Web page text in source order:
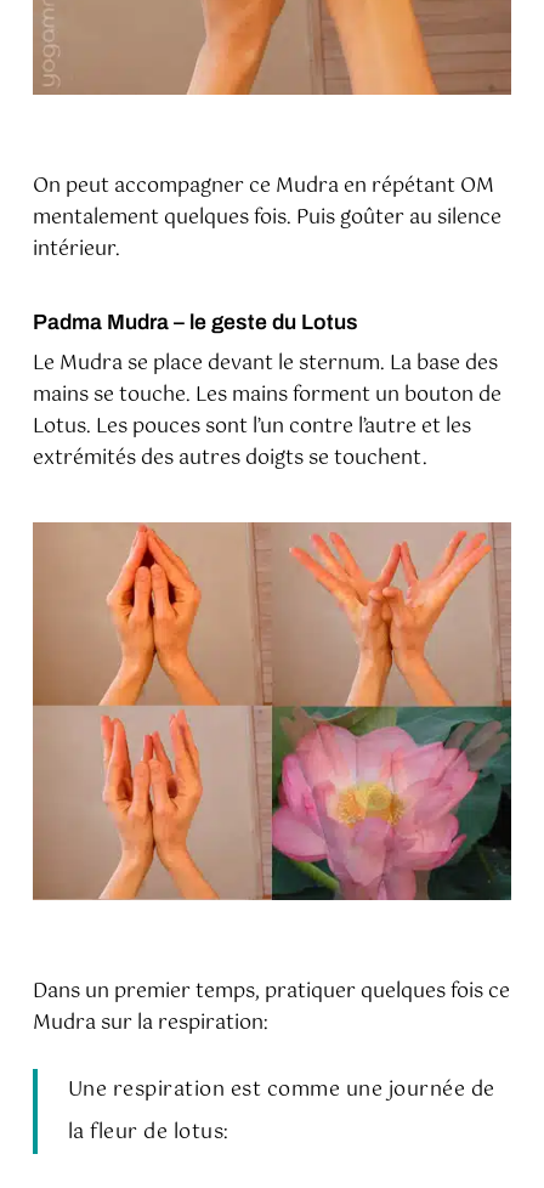
On peut accompagner ce Mudra en répétant OM
mentalement quelques fois. Puis goûter au silence
intérieur.
Padma Mudra – le geste du Lotus
Le Mudra se place devant le sternum. La base des
mains se touche. Les mains forment un bouton de
Lotus. Les pouces sont l’un contre l’autre et les
extrémités des autres doigts se touchent.
Dans un premier temps, pratiquer quelques fois ce
Mudra sur la respiration:
Une respiration est comme une journée de
la fleur de lotus: